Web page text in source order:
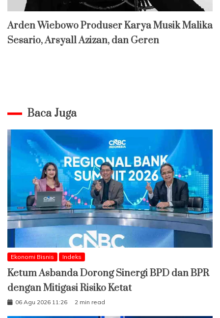
Arden Wiebowo Produser Karya Musik Malika
Sesario, Arsyall Azizan, dan Geren
Baca Juga
Ekonomi Bisnis Indeks
Ketum Asbanda Dorong Sinergi BPD dan BPR
dengan Mitigasi Risiko Ketat
06 Agu 2026 11:26 2 min read